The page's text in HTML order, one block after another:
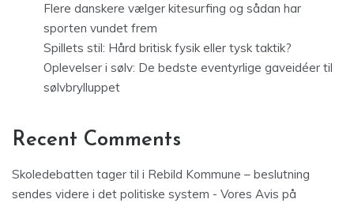
Flere danskere vælger kitesurfing og sådan har
sporten vundet frem
Spillets stil: Hård britisk fysik eller tysk taktik?
Oplevelser i sølv: De bedste eventyrlige gaveidéer til
sølvbrylluppet
Recent Comments
Skoledebatten tager til i Rebild Kommune – beslutning
sendes videre i det politiske system - Vores Avis på